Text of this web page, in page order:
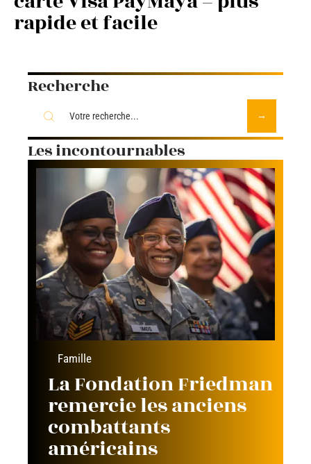
rapide et facile
Recherche
Les incontournables
Famille
La Fondation Friedman
remercie les anciens
combattants
américains